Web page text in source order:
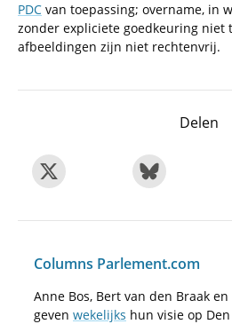
PDC van toepassing; overname, in
zonder expliciete goedkeuring niet
afbeeldingen zijn niet rechtenvrij.
Delen
Columns Parlement.com
Anne Bos, Bert van den Braak
geven wekelijks hun visie op